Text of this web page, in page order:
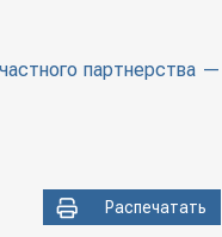
партнерства —
Распечатать